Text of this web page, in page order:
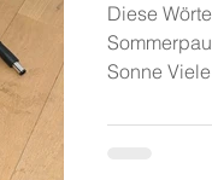
Diese
Sonne